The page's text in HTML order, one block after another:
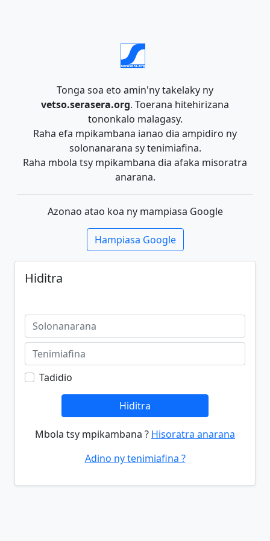
Tonga soa eto amin'ny takelaky ny
vetso.serasera.org. Toerana hitehirizana
tononkalo malagasy.
Raha efa mpikambana ianao dia ampidiro ny
solonanarana sy tenimiafina.
Raha mbola tsy mpikambana dia afaka misoratra
anarana.
Azonao atao koa ny mampiasa Google
Hampiasa Google
Hiditra
Tadidio
Hiditra
Mbola tsy mpikambana ? Hisoratra anarana
Adino ny tenimiafina ?